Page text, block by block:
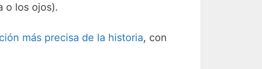
o los ojos).
más precisa de la historia, con